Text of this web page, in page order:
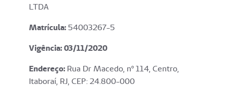
LTDA
Matrícula:54003267-5
Vigência: 03/11/2020
Endereço:Rua Dr Macedo, nº 114, Centro,
Itaboraí, RJ, CEP: 24.800-000